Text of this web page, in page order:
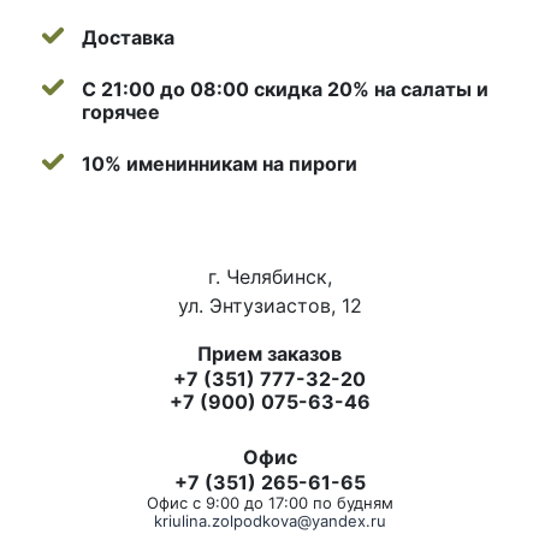
Доставка
С 21:00 до 08:00 скидка 20% на салаты и
горячее
10% именинникам на пироги
г. Челябинск,
ул. Энтузиастов, 12
Прием заказов
+7 (351) 777-32-20
+7 (900) 075-63-46
Офис
+7 (351) 265-61-65
Офис с 9:00 до 17:00 по будням
kriulina.zolpodkova@yandex.ru